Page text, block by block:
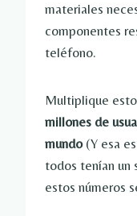
materiales
componentes
teléfono.
Multiplique
millones de
mundo (Y esa
todos tenían
estos números